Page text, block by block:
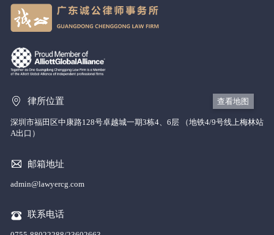
律所位置 查看地图
深圳市福田区中康路128号卓越城一期3栋4、6层 （地铁4/9号线上梅林站
A出口）
邮箱地址
admin@lawyercg.com
联系电话